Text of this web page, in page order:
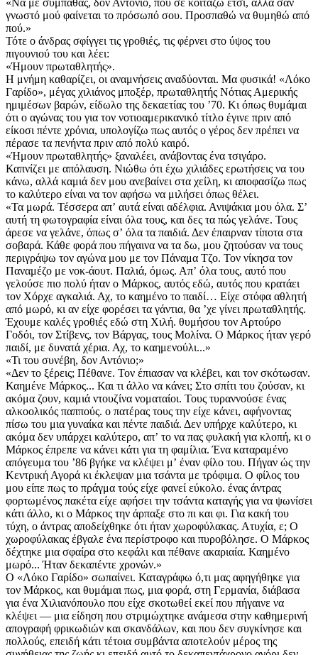
«Να με συμπαθάς, δον Αντόνιο, που σε κοιτάζω έτσι, αλλά σαν
γνωστό μού φαίνεται το πρόσωπό σου. Προσπαθώ να θυμηθώ από
πού.»
Τότε ο άνδρας σφίγγει τις γροθιές, τις φέρνει στο ύψος του
πιγουνιού του και λέει:
«Ήμουν πρωταθλητής».
Η μνήμη καθαρίζει, οι αναμνήσεις αναδύονται. Μα φυσικά! «Λόκο
Γαρίδο», μέγας χιλιάνος μποξέρ, πρωταθλητής Νότιας Αμερικής
ημιμέσων βαρών, είδωλο της δεκαετίας του ʼ70. Κι όπως θυμάμαι
ότι ο αγώνας του για τον νοτιο­αμερικανικό τίτλο έγινε πριν από
είκοσι πέντε χρόνια, υπολογίζω πως αυτός ο γέρος δεν πρέπει να
πέρασε τα πενήντα πριν από πολύ καιρό.
«Ήμουν πρωταθλητής» ξαναλέει, ανάβοντας ένα τσιγάρο.
Καπνίζει με απόλαυση. Νιώθω ότι έχω χιλιάδες ερωτήσεις να του
κάνω, αλλά καμιά δεν μου ανεβαίνει στα χείλη, κι αποφασίζω πως
το καλύτερο είναι να τον αφήσω να μιλήσει όπως θέλει.
«Τα μωρά. Τέσσερα απʼ αυτά είναι αδέλφια. Ανιψάκια μου όλα. Σʼ
αυτή τη φωτογραφία είναι όλα τους, και δες τα πώς γελάνε. Τους
άρεσε να γελάνε, όπως σʼ όλα τα παιδιά. Δεν έπαιρναν τίποτα στα
σοβαρά. Κάθε φορά που πήγαινα να τα δω, μου ζητούσαν να τους
περιγράψω τον αγώνα μου με τον Πάναμα Τζο. Τον νίκησα τον
Παναμέζο με νοκ-άουτ. Παλιά, όμως. Απʼ όλα τους, αυτό που
γελούσε πιο πολύ ήταν ο Μάρκος, αυτός εδώ, αυτός που κρατάει
τον Χόρχε αγκαλιά. Αχ, το καημένο το παιδί… Είχε στόφα αθλητή
από μωρό, κι αν είχε φορέσει τα γάντια, θα ʼχε γίνει πρωταθλητής.
Έχουμε καλές γροθιές εδώ στη Χιλή. θυμήσου τον Αρτούρο
Γοδόι, τον Στίβενς, τον Βάργας, τους Μολίνα. Ο Μάρκος ήταν γερό
παιδί, με δυνατά χέρια. Αχ, το καημενούλι...»
«Τι του συνέβη, δον Αντόνιο;»
«Δεν το ξέρεις; Πέθανε. Τον έπιασαν να κλέβει, και τον σκότωσαν.
Καημένε Μάρκος... Και τι άλλο να κάνει; Στο σπίτι του ζούσαν, κι
ακόμα ζουν, καμιά ντουζίνα νοματαίοι. Τους τυραννούσε ένας
αλκοολικός παππούς. ο πατέρας τους την είχε κάνει, αφήνοντας
πίσω του μια γυναίκα και πέντε παιδιά. Δεν υπήρχε καλύτερο, κι
ακόμα δεν υπάρχει καλύτερο, απʼ το να πας φυλακή για κλοπή, κι ο
Μάρκος έπρεπε να κάνει κάτι για τη φαμίλια. Ένα καταραμένο
απόγευμα του ʼ86 βγήκε να κλέψει μʼ έναν φίλο του. Πήγαν ώς την
Κεντρική Αγορά κι έκλεψαν μια τσάντα με τρόφιμα. Ο φίλος του
μου είπε πως το πράγμα τούς είχε φανεί εύκολο. ένας άντρας
φορτωμένος πακέτα είχε αφήσει την τσάντα καταγής για να ψωνίσει
κάτι άλλο, κι ο Μάρκος την άρπαξε στο πι και φι. Για κακή του
τύχη, ο άντρας αποδείχθηκε ότι ήταν χωροφύλακας. Ατυχία, ε; Ο
χωροφύλακας έβγαλε ένα περίστροφο και πυροβόλησε. Ο Μάρκος
δέχτηκε μια σφαίρα στο κεφάλι και πέθανε ακαριαία. Καημένο
μωρό... Ήταν δεκαπέντε χρονών.»
Ο «Λόκο Γαρίδο» σωπαίνει. Καταγράφω ό,τι μας αφηγήθηκε για
τον Μάρκος, και θυμάμαι πως, μια φορά, στη Γερμανία, διάβασα
για ένα Χιλιανόπουλο που είχε σκοτωθεί εκεί που πήγαινε να
κλέψει — μια είδηση που στριμώχτηκε ανάμεσα στην καθημερινή
απογραφή φρικωδιών και σκανδάλων, και που δεν συγκίνησε και
πολλούς, επειδή κάτι τέτοια συμβάντα αποτελούν μέρος της